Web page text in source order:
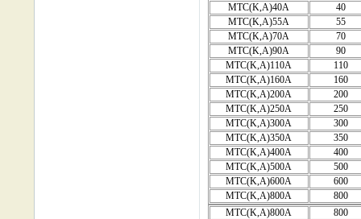
MTC(K,A)40A
40
MTC(K,A)55A
55
MTC(K,A)70A
70
MTC(K,A)90A
90
MTC(K,A)110A
110
MTC(K,A)160A
160
MTC(K,A)200A
200
MTC(K,A)250A
250
MTC(K,A)300A
300
MTC(K,A)350A
350
MTC(K,A)400A
400
MTC(K,A)500A
500
MTC(K,A)600A
600
MTC(K,A)800A
800
MTC(K,A)800A
800